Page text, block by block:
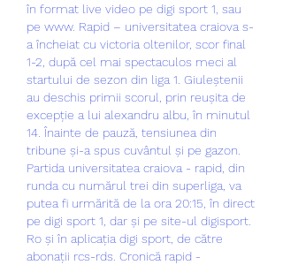
în format live video pe digi sport 1, sau
pe www. Rapid – universitatea craiova s-
a încheiat cu victoria oltenilor, scor final
1-2, după cel mai spectaculos meci al
startului de sezon din liga 1. Giuleștenii
au deschis primii scorul, prin reușita de
excepție a lui alexandru albu, în minutul
14. Înainte de pauză, tensiunea din
tribune și-a spus cuvântul și pe gazon.
Partida universitatea craiova - rapid, din
runda cu numărul trei din superliga, va
putea fi urmărită de la ora 20:15, în direct
pe digi sport 1, dar și pe site-ul digisport.
Ro și în aplicația digi sport, de către
abonații rcs-rds. Cronică rapid -